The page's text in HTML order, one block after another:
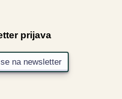
prijava
na newsletter